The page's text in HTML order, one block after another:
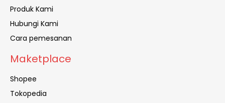
Produk Kami
Hubungi Kami
Cara pemesanan
Maketplace
Shopee
Tokopedia